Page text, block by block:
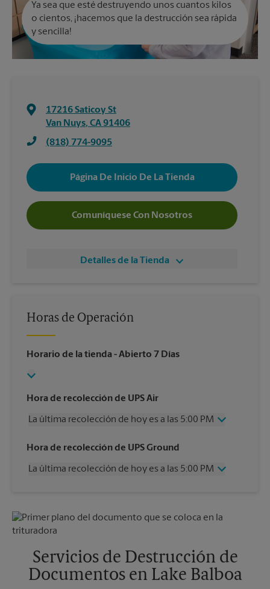
Ya sea que esté destruyendo unos cuantos kilos
o cientos, ¡hacemos que la destrucción sea rápida
y sencilla!
17216 Saticoy St
Van Nuys, CA91406
(818) 774-9095
Página De Inicio De La Tienda
Comuníquese Con Nosotros
Detalles de la Tienda
Horas de Operación
Horario de la tienda - Abierto 7 Días
Hora de recolección de UPS Air
La última recolección de hoy es a las 5:00 PM
Miércoles
5:00 PM
Viernes
5:00 PM
Martes
Hora de recolección de UPS Ground
La última recolección de hoy es a las 5:00 PM
Viernes
5:00 PM
Sábado
Lunes
5:00 PM
Martes
5:00 PM
Servicios de Destrucción de
Documentos en Lake Balboa